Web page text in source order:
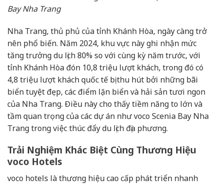
Bay Nha Trang
Nha Trang, thủ phủ của tỉnh Khánh Hòa, ngày càng trở
nên phổ biến. Năm 2024, khu vực này ghi nhận mức
tăng trưởng du lịch 80% so với cùng kỳ năm trước, với
tỉnh Khánh Hòa đón 10,8 triệu lượt khách, trong đó có
4,8 triệu lượt khách quốc tế bị thu hút bởi những bãi
biển tuyệt đẹp, các điểm lặn biển và hải sản tươi ngon
của Nha Trang. Điều này cho thấy tiềm năng to lớn và
tầm quan trọng của các dự án như voco Scenia Bay Nha
Trang trong việc thúc đẩy du lịch địa phương.
Trải Nghiệm Khác Biệt Cùng Thương Hiệu
voco Hotels
voco hotels là thương hiệu cao cấp phát triển nhanh